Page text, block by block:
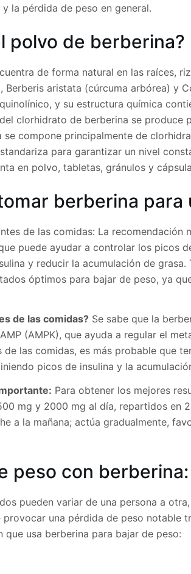
la pérdida de peso en general.
polvo de berberina?
de forma natural en las raíces,
Berberis aristata (cúrcuma arbórea) y
y su estructura química
clorhidrato de berberina se produce
se compone principalmente de
para garantizar un nivel
en polvo, tabletas, gránulos y
berberina
de las comidas: La recomendación
puede ayudar a controlar los picos
y reducir la acumulación de
óptimos para bajar de peso, ya
de las comidas?Se sabe que la
(AMPK), que ayuda a regular el
de las comidas, es más probable que
picos de insulina y la
Para obtener los mejores
mg y 2000 mg al día, repartidos en
a la mañana; actúa gradualmente,
peso con
pueden variar de una persona a
provocar una pérdida de peso notable
que usa berberina para bajar de peso: